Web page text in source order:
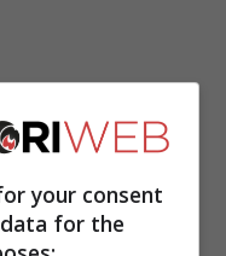
your consent
for the